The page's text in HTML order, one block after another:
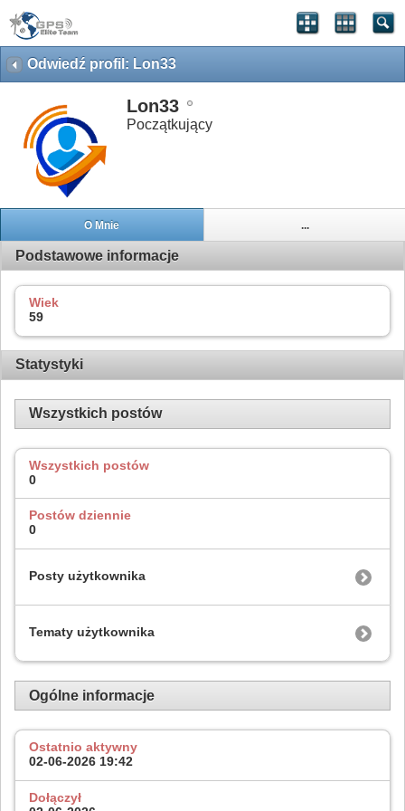
Odwiedź profil: Lon33
Lon33
Początkujący
O Mnie ...
Podstawowe informacje
Wiek
59
Statystyki
Wszystkich postów
Wszystkich postów
0
Postów dziennie
0
Posty użytkownika
Tematy użytkownika
Ogólne informacje
Ostatnio aktywny
02-06-2026 19:42
Dołączył